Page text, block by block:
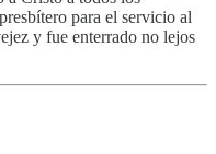
para el servicio al
y fue enterrado no lejos